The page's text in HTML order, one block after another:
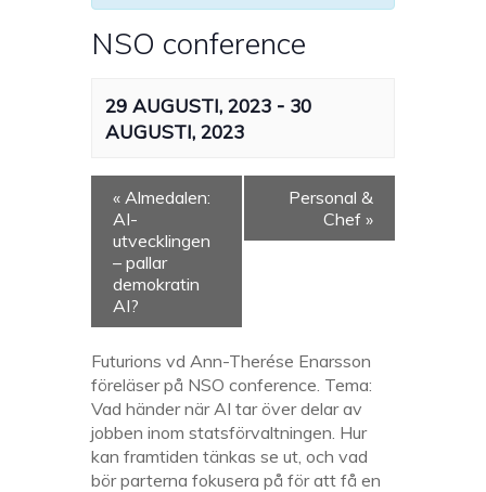
NSO conference
29 AUGUSTI, 2023 - 30
AUGUSTI, 2023
« Almedalen:
AI-
utvecklingen
– pallar
demokratin
AI?
Personal &
Chef »
Futurions vd Ann-Therése Enarsson
föreläser på NSO conference. Tema:
Vad händer när AI tar över delar av
jobben inom statsförvaltningen. Hur
kan framtiden tänkas se ut, och vad
bör parterna fokusera på för att få en